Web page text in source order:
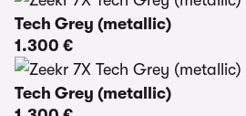
Tech Grey (metallic)
1.300 €
Tech Grey (metallic)